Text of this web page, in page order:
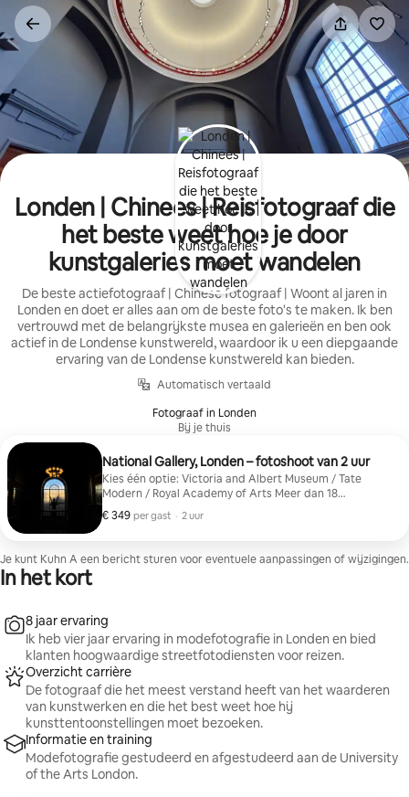
direct
naar
Londen | Chinees | Reisfotograaf die
het beste weet hoe je door
kunstgaleries moet wandelen
De beste actiefotograaf | Chinese fotograaf | Woont al jaren in
Londen en doet er alles aan om de beste foto's te maken. Ik ben
vertrouwd met de belangrijkste musea en galerieën en ben ook
actief in de Londense kunstwereld, waardoor ik u een diepgaande
ervaring van de Londense kunstwereld kan bieden.
Automatisch vertaald
Fotograaf in Londen
Bij je thuis
National Gallery, Londen – fotoshoot van 2 uur
Kies één optie: Victoria and Albert Museum / Tate
Modern / Royal Academy of Arts Meer dan 18
professioneel geretoucheerde foto's Meer dan 45
perfecte originele foto's
€ 349 per gast
€ 349 per gast
, · 2 uur
Je kunt Kuhn A een bericht sturen voor eventuele aanpassingen of wijzigingen.
In het kort
8 jaar ervaring
Ik heb vier jaar ervaring in modefotografie in Londen en bied
klanten hoogwaardige streetfotodiensten voor reizen.
Overzicht carrière
De fotograaf die het meest verstand heeft van het waarderen
van kunstwerken en die het best weet hoe hij
kunsttentoonstellingen moet bezoeken.
Informatie en training
Modefotografie gestudeerd en afgestudeerd aan de University
of the Arts London.